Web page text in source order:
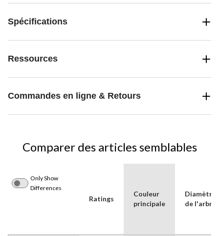
Spécifications
Ressources
Commandes en ligne & Retours
Comparer des articles semblables
Only Show
Differences
Ratings
Couleur
principale
Diamètre
de l'arbre